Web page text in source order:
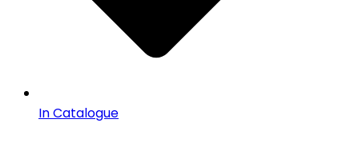
In Catalogue